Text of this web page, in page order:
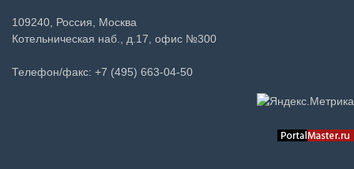
109240, Россия, Москва
Котельническая наб., д.17, офис №300
Телефон/факс: +7 (495) 663-04-50